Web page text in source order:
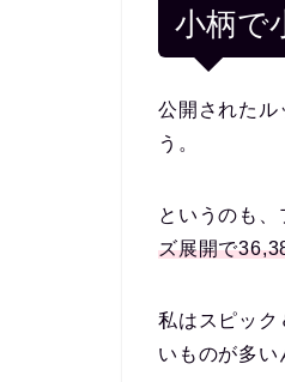
小柄で
公開されたル
う。
というのも
ズ展開で
私はスピック
いものが多